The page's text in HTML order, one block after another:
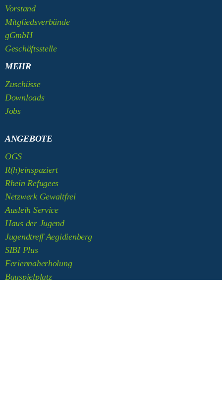
Vorstand
Mitgliedsverbände
gGmbH
Geschäftsstelle
MEHR
Zuschüsse
Downloads
Jobs
ANGEBOTE
OGS
R(h)einspaziert
Rhein Refugees
Netzwerk Gewaltfrei
Ausleih Service
Haus der Jugend
Jugendtreff Aegidienberg
SIBI Plus
Feriennaherholung
Bauspielplatz